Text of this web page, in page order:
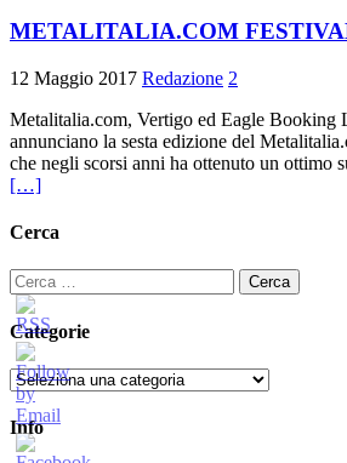
METALITALIA.COM
12 Maggio 2017 Redazione 2
Metalitalia.com, Vertigo ed Eagle Booking
annunciano la sesta edizione del
che negli scorsi anni ha ottenuto un ottimo
[…]
Cerca
Ricerca
per:
Categorie
Categorie
Info